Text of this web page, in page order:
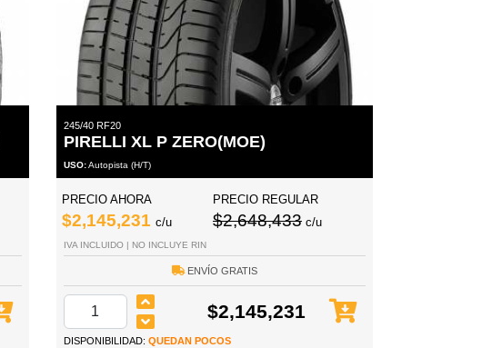
245/40 RF20
PIRELLI XL P ZERO(MOE)
USO:Autopista (H/T)
PRECIO AHORA
$2,145,231 c/u
PRECIO REGULAR
$2,648,433 c/u
IVA INCLUIDO | NO INCLUYE RIN
ENVÍO GRATIS
$2,145,231
DISPONIBILIDAD: QUEDAN POCOS